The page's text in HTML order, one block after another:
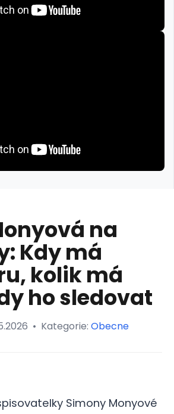
na
Kdy má
kolik má
ho sledovat
• Kategorie: Obecne
Simony Monyové